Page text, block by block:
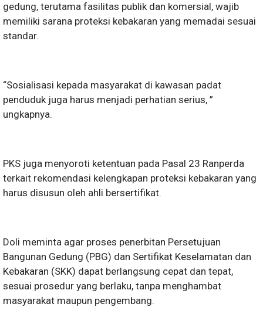
gedung, terutama fasilitas publik dan komersial, wajib
memiliki sarana proteksi kebakaran yang memadai sesuai
standar.
“Sosialisasi kepada masyarakat di kawasan padat
penduduk juga harus menjadi perhatian serius, ”
ungkapnya.
PKS juga menyoroti ketentuan pada Pasal 23 Ranperda
terkait rekomendasi kelengkapan proteksi kebakaran yang
harus disusun oleh ahli bersertifikat.
Doli meminta agar proses penerbitan Persetujuan
Bangunan Gedung (PBG) dan Sertifikat Keselamatan dan
Kebakaran (SKK) dapat berlangsung cepat dan tepat,
sesuai prosedur yang berlaku, tanpa menghambat
masyarakat maupun pengembang.